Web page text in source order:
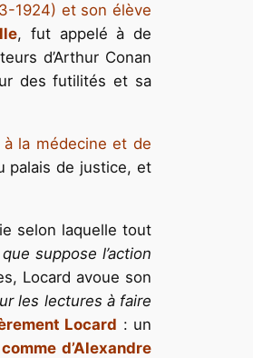
1924) et son élève
, fut appelé à de
d’Arthur Conan
des futilités et sa
la médecine et de
palais de justice, et
selon laquelle tout
suppose l’action
Locard avoue son
les lectures à faire
Locard : un
d’Alexandre